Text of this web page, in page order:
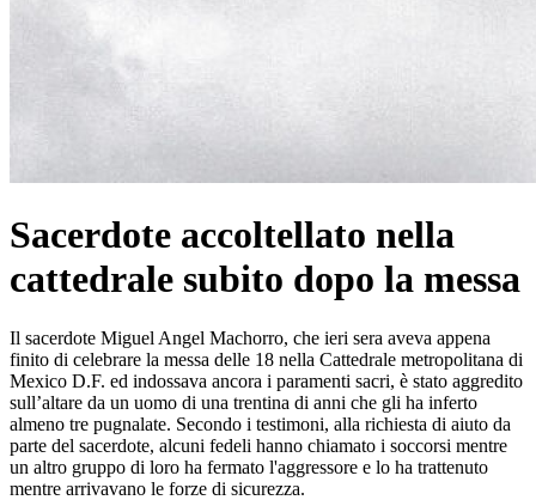
Sacerdote accoltellato nella
cattedrale subito dopo la messa
Il sacerdote Miguel Angel Machorro, che ieri sera aveva appena
finito di celebrare la messa delle 18 nella Cattedrale metropolitana di
Mexico D.F. ed indossava ancora i paramenti sacri, è stato aggredito
sull’altare da un uomo di una trentina di anni che gli ha inferto
almeno tre pugnalate. Secondo i testimoni, alla richiesta di aiuto da
parte del sacerdote, alcuni fedeli hanno chiamato i soccorsi mentre
un altro gruppo di loro ha fermato l'aggressore e lo ha trattenuto
mentre arrivavano le forze di sicurezza.